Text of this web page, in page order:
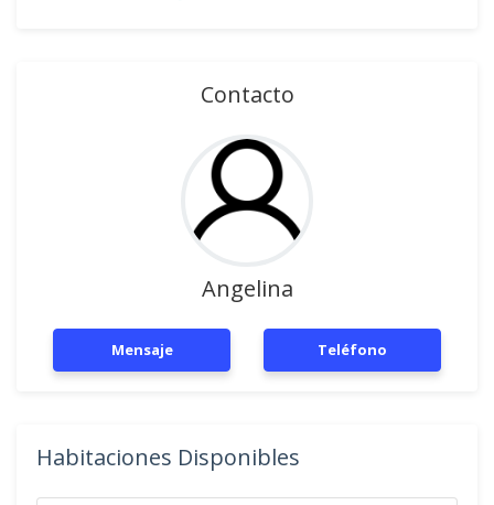
Contacto
Angelina
Mensaje Teléfono
Habitaciones Disponibles